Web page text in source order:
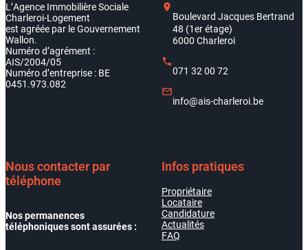
L’Agence Immobilière Sociale
Charleroi-Logement
est agréée par le Gouvernement
Wallon.
Numéro d’agrément :
AIS/2004/05
Numéro d’entreprise : BE
0451.973.082
Boulevard Jacques Bertrand
48 (1er étage)
6000 Charleroi
071 32 00 72
info@ais-charleroi.be
Nous contacter par
téléphone
Nos permanences
téléphoniques sont assurées :
Infos pratiques
Propriétaire
Locataire
Candidature
Actualités
FAQ